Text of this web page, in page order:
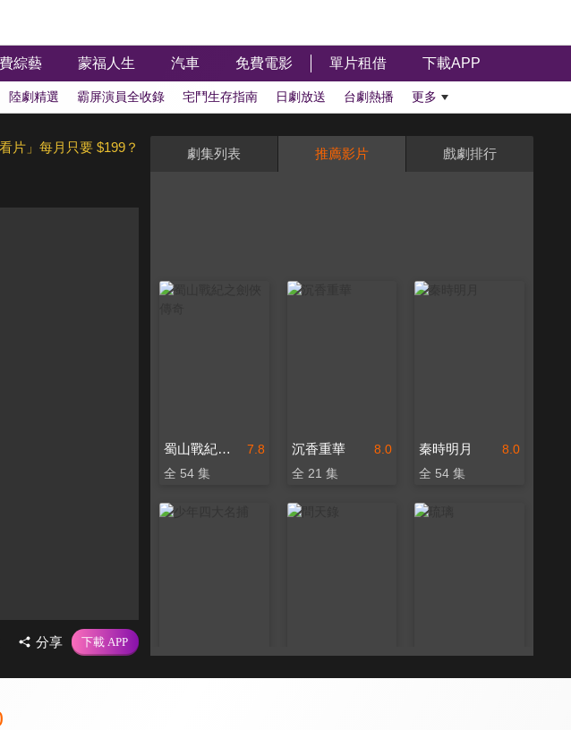
綜藝 蒙福人生 汽車 免費電影 單片租借 下載APP
陸劇精選 霸屏演員全收錄 宅鬥生存指南 日劇放送 台劇熱播 更多
看片」每月只要 $199？
分享
劇集列表 推薦影片 戲劇排行
7.8
蜀山戰紀之劍俠傳奇
全 54 集
8.0
沉香重華
全 21 集
8.0
秦時明月
全 54 集